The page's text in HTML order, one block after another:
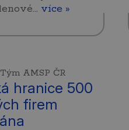
více »
AMSP ČR
hranice 500
firem